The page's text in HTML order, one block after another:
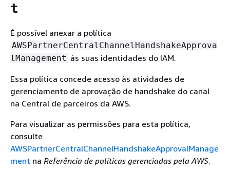
t
É possível anexar a política
AWSPartnerCentralChannelHandshakeApprova
lManagement às suas identidades do IAM.
Essa política concede acesso às atividades de
gerenciamento de aprovação de handshake do canal
na Central de parceiros da AWS.
Para visualizar as permissões para esta política,
consulte
AWSPartnerCentralChannelHandshakeApprovalManage
ment na Referência de políticas gerenciadas pela AWS.